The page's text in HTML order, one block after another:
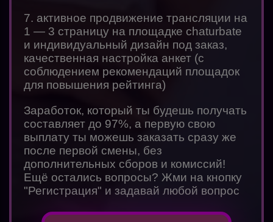
7. активное продвижение трансляции на
1 — 3 страницу на площадке chaturbate
и индивидуальный дизайн под заказ,
качественная настройка анкет (с
соблюдением рекомендаций площадок
для повышения рейтинга)
Заработок, который ты будешь получать
составляет до 97%, а первую свою
выплату ты можешь заказать сразу же
после первой смены, без
дополнительных сборов и комиссий!
Ещё остались вопросы? Жми на кнопку
"Регистрация" и задавай любой вопрос